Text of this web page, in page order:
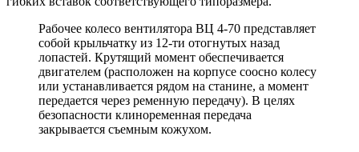
Рабочее колесо вентилятора ВЦ 4-70 представляет
собой крыльчатку из 12-ти отогнутых назад
лопастей. Крутящий момент обеспечивается
двигателем (расположен на корпусе соосно колесу
или устанавливается рядом на станине, а момент
передается через ременную передачу). В целях
безопасности клиноременная передача
закрывается съемным кожухом.